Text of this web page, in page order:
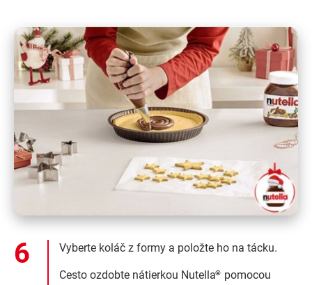
Vyberte koláč z formy a položte ho na tácku.
Cesto ozdobte nátierkou Nutella® pomocou